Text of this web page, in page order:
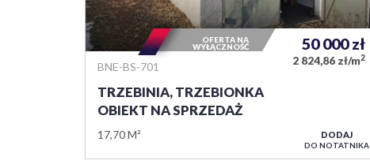
BNE-BS-701
TRZEBINIA, TRZEBIONKA
OBIEKT NA SPRZEDAŻ
17,70 M²
50 000zł
2 824,86 zł/m2
OFERTA NA
WYŁĄCZNOŚĆ
DODAJ
DO NOTATNIKA